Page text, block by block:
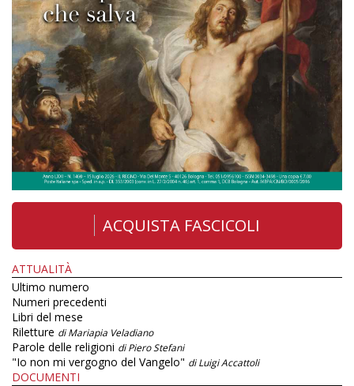
ACQUISTA FASCICOLI
ATTUALITÀ
Ultimo numero
Numeri precedenti
Libri del mese
Riletture di Mariapia Veladiano
Parole delle religioni di Piero Stefani
"Io non mi vergogno del Vangelo" di Luigi Accattoli
DOCUMENTI